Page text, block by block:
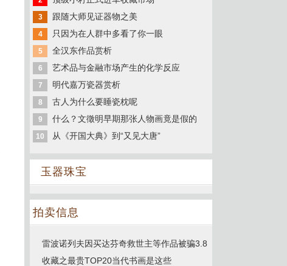
3 跟随大师见证器物之美
4 只因为在人群中多看了你一眼
5 全汉东作品赏析
6 艺术品与金融市场产生的化学反应
7 明代嘉万瓷器赏析
8 古人为什么要睡瓷枕呢
9 什么？文徵明早期那张人物画竟是假的
10 从《开国大典》到“又见大唐”
玉器珠宝
拍卖信息
雷波诺列夫因买达芬奇救世主等作品被骗3.8
收藏之最贵TOP20当代书画是这些